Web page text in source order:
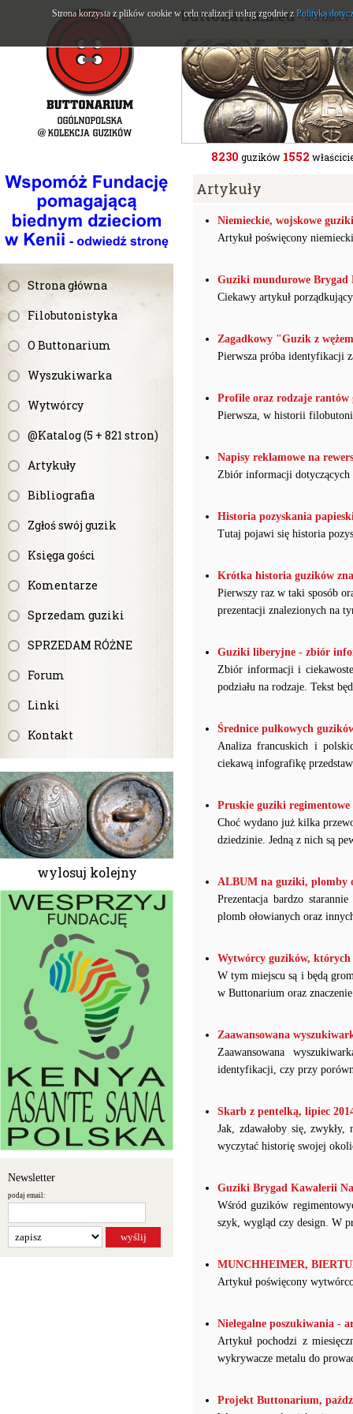
Strona główna
Filobutonistyka
O Buttonarium
Wyszukiwarka
Wytwórcy
@Katalog (5 + 821 stron)
Artykuły
Bibliografia
Zgłoś swój guzik
Księga gości
Komentarze
Sprzedam guziki
SPRZEDAM RÓŻNE
Forum
Linki
Kontakt
wylosuj kolejny
Newsletter
podaj email:
buttonarium.eu- Strona
8230 guzików 1552
Artykuły
Niemieckie, wojskowe
Artykuł poświęcony
Guziki mundurowe
Ciekawy artykuł
Zagadkowy "Guzik z
Pierwsza próba identyfikacji
Profile oraz rodzaje
Pierwsza, w historii
Napisy reklamowe na
Zbiór informacji dotyczących
Historia pozyskania
Tutaj pojawi się historia
Krótka historia guzików
Pierwszy raz w taki sposób
prezentacji znalezionych na
Guziki liberyjne - zbiór
Zbiór informacji i
podziału na rodzaje. Tekst
Średnice pułkowych
Analiza francuskich i
ciekawą infografikę
Pruskie guziki
Choć wydano już kilka
dziedzinie. Jedną z nich są
ALBUM na guziki, plomby
Prezentacja bardzo
plomb ołowianych oraz
Wytwórcy guzików,
W tym miejscu są i będą
w Buttonarium oraz
Zaawansowana
Zaawansowana
identyfikacji, czy przy
Skarb z pentelką, lipiec
Jak, zdawałoby się,
wyczytać historię swojej
Guziki Brygad Kawalerii
Wśród guzików
szyk, wygląd czy design. W
MUNCHHEIMER,
Artykuł poświęcony
Nielegalne poszukiwania -
Artykuł pochodzi z
wykrywacze metalu do
Projekt Buttonarium,
Strona korzysta z plików cookie w celu realizacji usług zgodnie z Polityką